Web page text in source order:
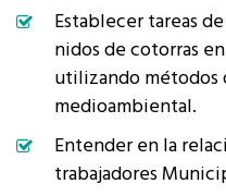
Establecer tareas
nidos de cotorras
utilizando métodos
medioambiental.
Entender en la
trabajadores